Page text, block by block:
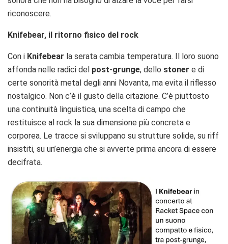
riconoscere.
Knifebear, il ritorno fisico del rock
Con i Knifebear la serata cambia temperatura. Il loro suono
affonda nelle radici del post-grunge, dello stoner e di
certe sonorità metal degli anni Novanta, ma evita il riflesso
nostalgico. Non c’è il gusto della citazione. C’è piuttosto
una continuità linguistica, una scelta di campo che
restituisce al rock la sua dimensione più concreta e
corporea. Le tracce si sviluppano su strutture solide, su riff
insistiti, su un’energia che si avverte prima ancora di essere
decifrata.